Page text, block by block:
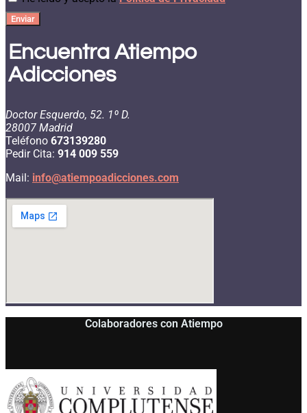
Enviar
Encuentra Atiempo
Adicciones
Doctor Esquerdo, 52. 1º D.
28007 Madrid
Teléfono 673139280
Pedir Cita: 914 009 559
Mail: info@atiempoadicciones.com
Colaboradores con Atiempo